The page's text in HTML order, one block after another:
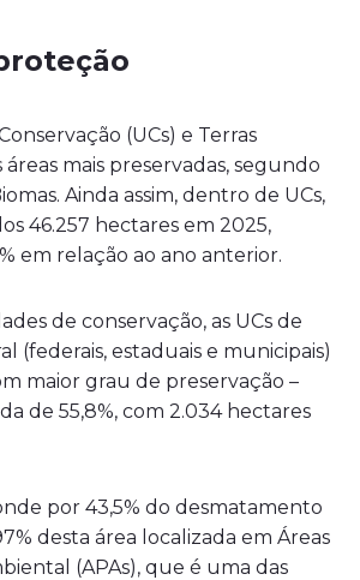
(UCs) e Terras
áreas mais preservadas, segundo
Ainda assim, dentro de UCs,
46.257 hectares em 2025,
em relação ao ano anterior.
de conservação, as UCs de
(federais, estaduais e municipais)
maior grau de preservação –
de 55,8%, com 2.034 hectares
por 43,5% do desmatamento
desta área localizada em Áreas
(APAs), que é uma das